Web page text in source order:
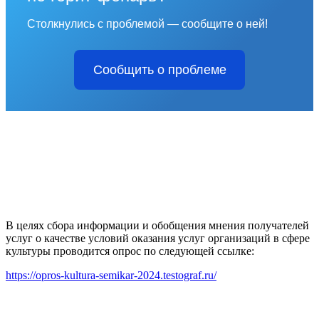
Столкнулись с проблемой — сообщите о ней!
Сообщить о проблеме
В целях сбора информации и обобщения мнения получателей
услуг о качестве условий оказания услуг организаций в сфере
культуры проводится опрос по следующей ссылке:
https://opros-kultura-semikar-2024.testograf.ru/